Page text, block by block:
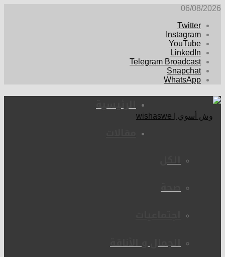
06/08/2026
Twitter
Instagram
YouTube
LinkedIn
Telegram Broadcast
Snapchat
WhatsApp
الرئيسية
مقالات
الكل
صحة
اجتماعيات
الجمال و الأناقة